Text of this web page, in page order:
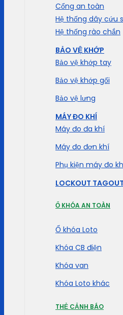
Cổng an toàn
Hệ thống dây cứu
Hệ thống rào chắn
BẢO VỆ KHỚP
Bảo vệ khớp tay
Bảo vệ khớp gối
Bảo vệ lưng
MÁY ĐO KHÍ
Máy đo đa khí
Máy đo đơn khí
Phụ kiện máy đo
LOCKOUT TAGOUT
Ổ KHÓA AN TOÀN
Ổ khóa Loto
Khóa CB điện
Khóa van
Khóa Loto khác
THẺ CẢNH BÁO